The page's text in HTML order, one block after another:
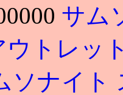
サム
ウトレッ
ソナイト